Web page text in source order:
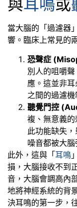
與耳鳴或
當大腦的「過濾器
響。臨床上常見的
恐聲症
別人的咀嚼
應。這並非
之間的過濾機
聽覺門控
複、無意義
此功能缺失
噪音都被大腦
此外，這與「耳鳴
損，大腦接收不到
音，大腦會調高內
地將神經系統的背
決耳鳴的第一步，